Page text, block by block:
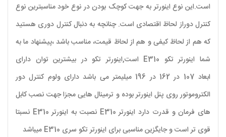
است.این نوع اینورتر به جهت کوچک بودن در نوع خود مناسبترین نوع
کنترل دوراز لحاظ اقتصادی است. چنانچه به دنبال کنترل دوری هستید
که هم از لحاظ کیفی و هم از لحاظ قیمت، مناسب باشد ،پیشنهاد ما به
شما اینورتر تکو E310 است,اینورتر تکو در بیشترین توان دارای
ابعاد 107 در 162 در 196 میلیمتر می باشد دارای ولوم کنترل دور
الکتروموتور روی پنل اینورتر بوده و ترمینال هایی مجزا جهت نصب کابل
های فرمان و قدرت دارد اینورتر E310 نصبت به اینورتر E310 نسبتا
قوی تر است و جایگزین مناسبی برای اینورتر تکو سری E310 میباشد